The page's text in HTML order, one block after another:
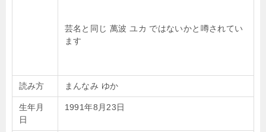
芸名と同じ 萬波 ユカ ではないかと噂されてい
ます
読み方 まんなみ ゆか
生年月
日
1991年8月23日